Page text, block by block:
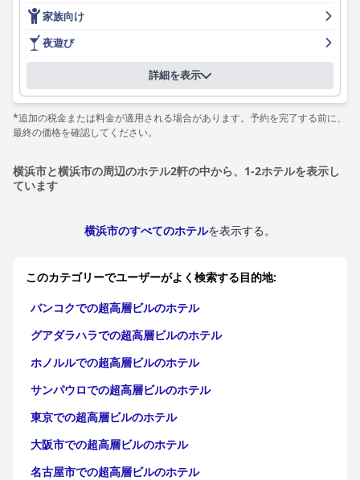
ホテルの朝食ビュッフェは、その多様で豪華な品揃えで高い評価
を得ており、洋食と和食の両方で幅広い味覚を満足させていま
す。新鮮さと料理の質、そして新幹線や富士山の見えるパノラマ
の景色が、食事体験を高めます。朝食はやや高価だと感じる人も
いましたが、料理の質とサービスに対する全体的な満足度は、こ
れらの懸念をはるかに上回っています。
夕食の選択肢も同様に高く評価されており、特に日本料理と鉄板
焼きが人気です。ビュッフェの多様性と品質は頻繁に強調され、
判はありますが、全体的な食事体験は良い印象を与えます。
す。装飾はやや時代遅れで、一部の部屋は予想よりも狭いもの
対応が提案されていますが、快適な滞在を大きく損なうものでは
清潔さはホテルのもう一つの強みであり、ほとんどの宿泊客が手
入れの行き届いた客室と公共エリアを指摘しています。効率的な
毎日の清掃サービスは、いくつかの備品における時折の見落とし
や摩耗にもかかわらず、整頓された環境に貢献しています。
さ、効率性で一貫して称賛されています。宿泊客は、シームレス
そしてスタッフの英語での効果的なコミュニケーション能力を賞
賛しています。
家族向け
夜遊び
詳細を表示
*追加の税金または料金が適用される場合があります。予約を完了する前に、
最終の価格を確認してください。
横浜市と横浜市の周辺のホテル2軒の中から、1-2ホテルを表示し
ています
横浜市のすべてのホテルを表示する。
このカテゴリーでユーザーがよく検索する目的地:
バンコクでの超高層ビルのホテル
グアダラハラでの超高層ビルのホテル
ホノルルでの超高層ビルのホテル
サンパウロでの超高層ビルのホテル
東京での超高層ビルのホテル
大阪市での超高層ビルのホテル
名古屋市での超高層ビルのホテル